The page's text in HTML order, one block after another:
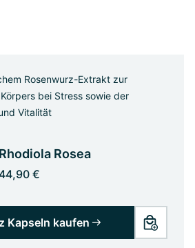
Rosenwurz-Extrakt zur
bei Stress sowie der
Vitalität
Rhodiola Rosea
€
Kapseln kaufen